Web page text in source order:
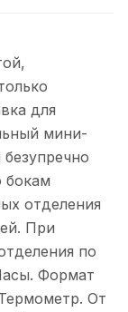
для
мини-
бокам
отделения
При
по
Формат
От